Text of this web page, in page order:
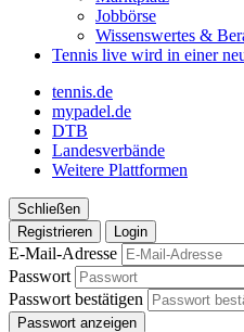
Jobbörse
Wissenswertes &
Tennis live wird in einer
tennis.de
mypadel.de
DTB
Landesverbände
Weitere Plattformen
Schließen
Registrieren
Login
E-Mail-Adresse
Passwort
Passwort bestätigen
Passwort anzeigen